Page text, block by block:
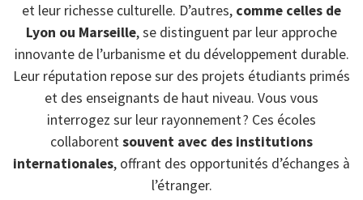
et leur richesse culturelle. D’autres, comme celles de
Lyon ou Marseille, se distinguent par leur approche
innovante de l’urbanisme et du développement durable.
Leur réputation repose sur des projets étudiants primés
et des enseignants de haut niveau. Vous vous
interrogez sur leur rayonnement ? Ces écoles
collaborentsouvent avec des institutions
internationales, offrant des opportunités d’échanges à
l’étranger.